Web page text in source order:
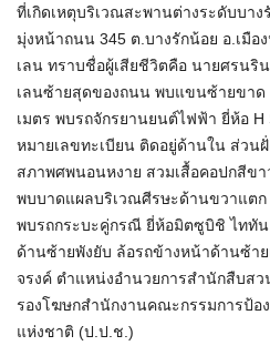
ที่เกิดเหตุบริเวณสะพานต่างระดับบา
มุ่งหน้าถนน 345 ต.บางรักน้อย อ.เมื
เลน ทราบชื่อผู้เสียชีวิตคือ นายศรนริ
เลนซ้ายสุดของถนน พบแขนซ้ายขา
เมตร พบรถจักรยานยนต์ไฟฟ้า ยี่ห้อ H
หมายเลขทะเบียน ติดอยู่ด้านใน ส่วน
สภาพศพนอนหงาย สวมเสื้อคอปกสีขา
พบบาดแผลบริเวณศีรษะด้านขวาแต
พบรถกระบะคู่กรณี ยี่ห้อมิตซูบิชิ ไททั
ด้านซ้ายพังยับ ล้อรถข้างหน้าด้านซ้า
จรงค์ ตำแหน่งอำนวยการสำนักสืบส
รองโฆษกสำนักงานคณะกรรมการป้อ
แห่งชาติ (ป.ป.ช.)